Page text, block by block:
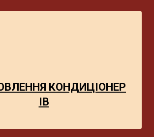
КОНДИЦІОНЕР
ІВ